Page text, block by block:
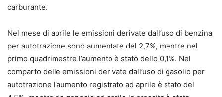
carburante.
Nel mese di aprile le emissioni derivate dall’uso di benzina
per autotrazione sono aumentate del 2,7%, mentre nel
primo quadrimestre l’aumento è stato dello 0,1%. Nel
comparto delle emissioni derivate dall’uso di gasolio per
autotrazione l’aumento registrato ad aprile è stato del